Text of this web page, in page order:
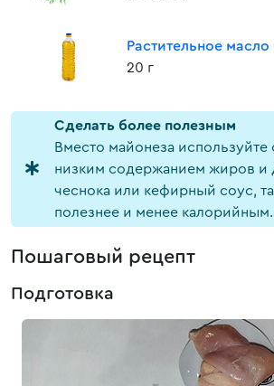
Растительное масло
20 г
Cделать более полезным
Вместо майонеза используйте
низким содержанием жиров и
чеснока или кефирный соус,
полезнее и менее калорийным.
Пошаговый рецепт
Подготовка